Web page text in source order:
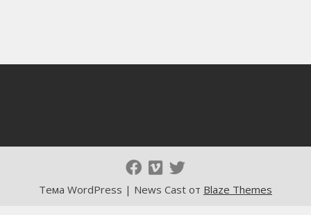
Тема WordPress | News Cast от Blaze Themes